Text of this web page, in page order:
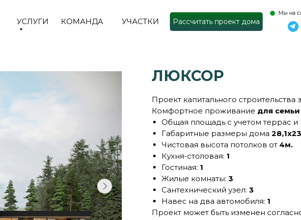
Рассчитать проект дома
Мы на
УСЛУГИ КОМАНДА УЧАСТКИ
ЛЮКСОР
Проект капитального строительства
Комфортное проживание для семьи
Общая площадь с учетом террас и
Габаритные размеры дома
Чистовая высота потолков от 4м.
Кухня-столовая: 1
Гостиная: 1
Жилые комнаты: 3
Сантехнический узел: 3
Навес на два автомобиля: 1
Проект может быть изменен